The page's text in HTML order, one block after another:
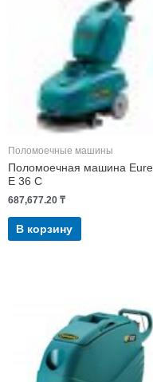
Поломоечные машины
Поломоечная машина
E 36 C
687,677.20 ₸
В корзину